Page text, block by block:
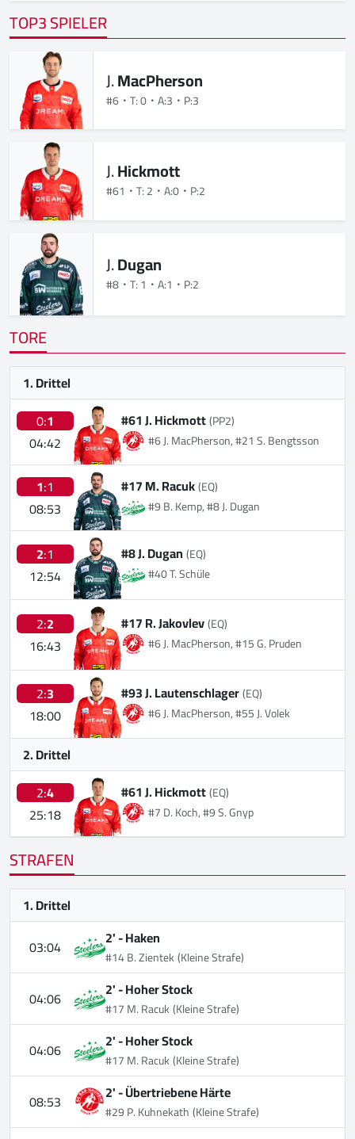
TOP3 SPIELER
J.MacPherson
#6 T: 0 A:3 P:3
J.Hickmott
#61 T: 2 A:0 P:2
J.Dugan
#8 T: 1 A:1 P:2
TORE
1. Drittel
0:1
04:42
#61 J. Hickmott(PP2)
#6 J. MacPherson, #21 S. Bengtsson
1:1
08:53
#17 M. Racuk(EQ)
#9 B. Kemp, #8 J. Dugan
2:1
12:54
#8 J. Dugan(EQ)
#40 T. Schüle
2:2
16:43
#17 R. Jakovlev(EQ)
#6 J. MacPherson, #15 G. Pruden
2:3
18:00
#93 J. Lautenschlager(EQ)
#6 J. MacPherson, #55 J. Volek
2. Drittel
2:4
25:18
#61 J. Hickmott(EQ)
#7 D. Koch, #9 S. Gnyp
STRAFEN
1. Drittel
03:04
2' -Haken
#14 B. Zientek(Kleine Strafe)
04:06 2' -Hoher Stock
#17 M. Racuk(Kleine Strafe)
04:06 2' -Hoher Stock
#17 M. Racuk(Kleine Strafe)
08:53 2' -Übertriebene Härte
#29 P. Kuhnekath(Kleine Strafe)